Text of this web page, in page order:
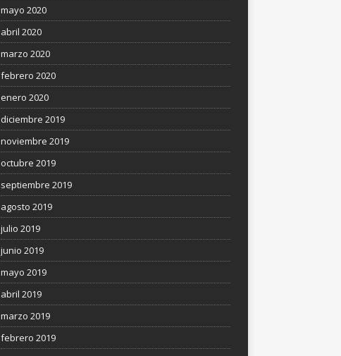
mayo 2020
abril 2020
marzo 2020
febrero 2020
enero 2020
diciembre 2019
noviembre 2019
octubre 2019
septiembre 2019
agosto 2019
julio 2019
junio 2019
mayo 2019
abril 2019
marzo 2019
febrero 2019